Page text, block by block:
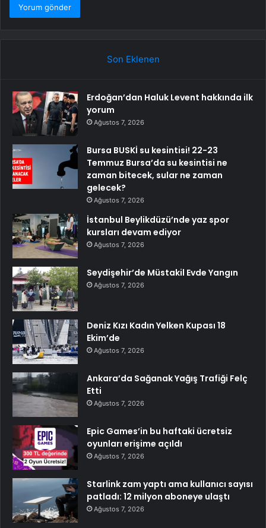
Son Eklenen
Erdoğan’dan Haluk Levent hakkında ilk
yorum
Ağustos 7, 2026
Bursa BUSKİ su kesintisi! 22-23
Temmuz Bursa’da su kesintisi ne
zaman bitecek, sular ne zaman
gelecek?
Ağustos 7, 2026
İstanbul Beylikdüzü’nde yaz spor
kursları devam ediyor
Ağustos 7, 2026
Seydişehir’de Müstakil Evde Yangın
Ağustos 7, 2026
Deniz Kızı Kadın Yelken Kupası 18
Ekim’de
Ağustos 7, 2026
Ankara’da Sağanak Yağış Trafiği Felç
Etti
Ağustos 7, 2026
Epic Games’in bu haftaki ücretsiz
oyunları erişime açıldı
Ağustos 7, 2026
Starlink zam yaptı ama kullanıcı sayısı
patladı: 12 milyon aboneye ulaştı
Ağustos 7, 2026